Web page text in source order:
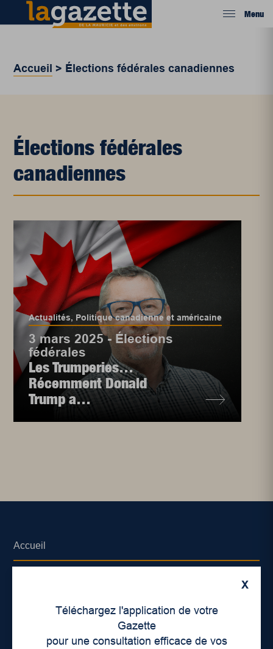
Menu
Accueil > Élections fédérales canadiennes
Élections fédérales
canadiennes
Actualités, Politique canadienne et américaine
3 mars 2025 - Élections
fédérales
Les Trumperies…
Récemment Donald
Trump a…
X
Téléchargez l'application de votre
Gazette
pour une consultation efficace de vos
Accueil
Déontologie et confidentialité